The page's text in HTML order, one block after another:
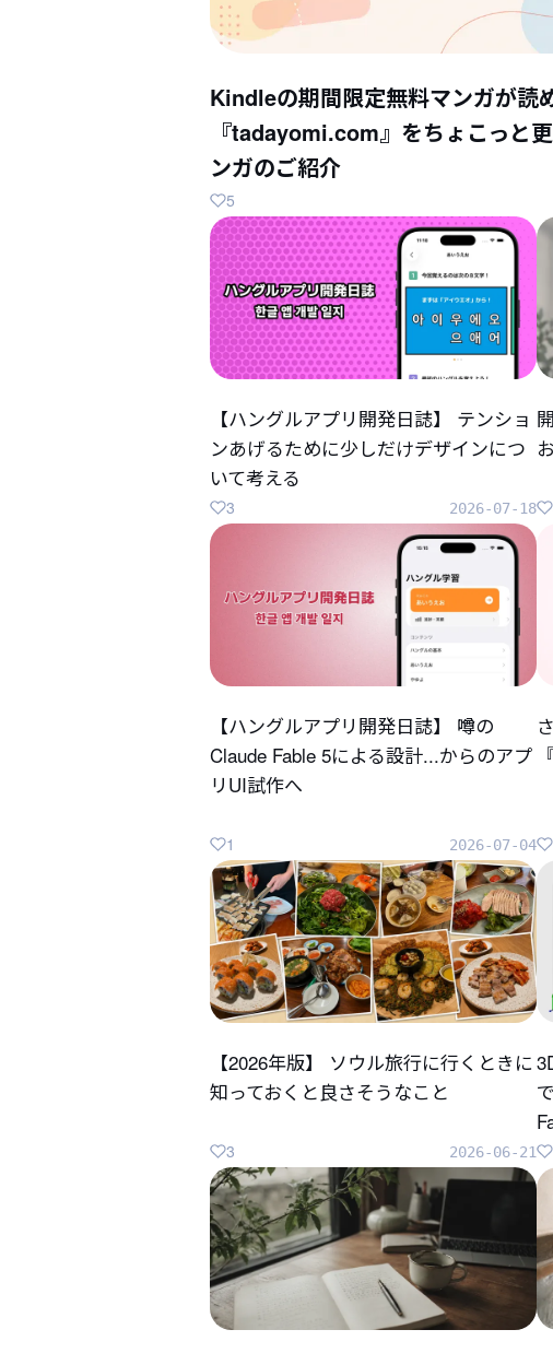
Kindleの期間限定無料マンガが読
『tadayomi.com』をちょこっと
ンガのご紹介
5
【ハングルアプリ開発日誌】 テンショ
ンあげるために少しだけデザインにつ
いて考える
2026-07-18
3
【ハングルアプリ開発日誌】 噂の
Claude Fable 5による設計...からのアプ
リUI試作へ
2026-07-04
1
【2026年版】 ソウル旅行に行くときに
知っておくと良さそうなこと
2026-06-21
3